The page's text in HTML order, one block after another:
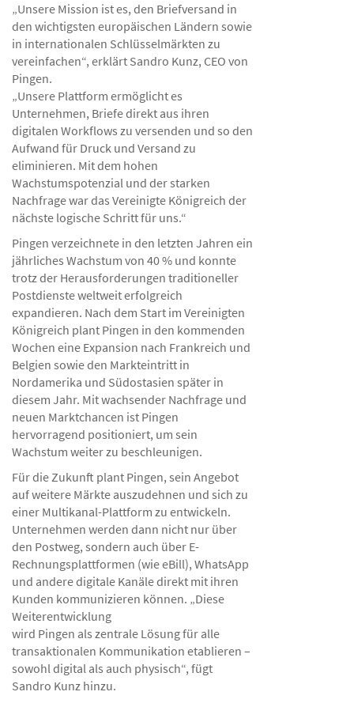
„Unsere Mission ist es, den Briefversand in
den wichtigsten europäischen Ländern sowie
in internationalen Schlüsselmärkten zu
vereinfachen“, erklärt Sandro Kunz, CEO von
Pingen.
„Unsere Plattform ermöglicht es
Unternehmen, Briefe direkt aus ihren
digitalen Workflows zu versenden und so den
Aufwand für Druck und Versand zu
eliminieren. Mit dem hohen
Wachstumspotenzial und der starken
Nachfrage war das Vereinigte Königreich der
nächste logische Schritt für uns.“
Pingen verzeichnete in den letzten Jahren ein
jährliches Wachstum von 40 % und konnte
trotz der Herausforderungen traditioneller
Postdienste weltweit erfolgreich
expandieren. Nach dem Start im Vereinigten
Königreich plant Pingen in den kommenden
Wochen eine Expansion nach Frankreich und
Belgien sowie den Markteintritt in
Nordamerika und Südostasien später in
diesem Jahr. Mit wachsender Nachfrage und
neuen Marktchancen ist Pingen
hervorragend positioniert, um sein
Wachstum weiter zu beschleunigen.
Für die Zukunft plant Pingen, sein Angebot
auf weitere Märkte auszudehnen und sich zu
einer Multikanal-Plattform zu entwickeln.
Unternehmen werden dann nicht nur über
den Postweg, sondern auch über E-
Rechnungsplattformen (wie eBill), WhatsApp
und andere digitale Kanäle direkt mit ihren
Kunden kommunizieren können. „Diese
Weiterentwicklung
wird Pingen als zentrale Lösung für alle
transaktionalen Kommunikation etablieren –
sowohl digital als auch physisch“, fügt
Sandro Kunz hinzu.